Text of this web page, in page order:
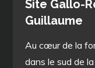
Site Gallo-
Guillaume
Au cœur de la
dans le sud de